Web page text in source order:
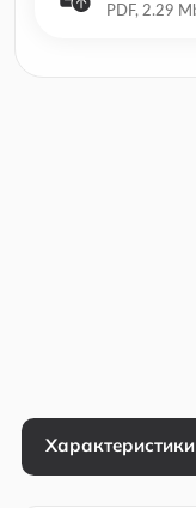
Характеристики